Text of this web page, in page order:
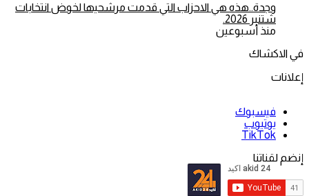
وجدة..هذه هي الاحزاب التي قدمت مرشحيها لخوض انتخابات
شتنبر 2026.
منذ أسبوعين
في الاكشاك
إعلانات
فيسبوك
يوتيوب
‫TikTok
إنضم لقناتنا